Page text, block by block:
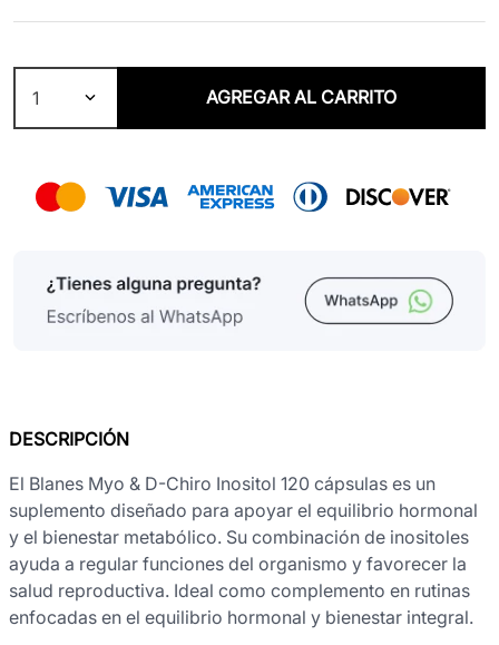
1 AGREGAR AL CARRITO
DESCRIPCIÓN
El Blanes Myo & D-Chiro Inositol 120 cápsulas es un
suplemento diseñado para apoyar el equilibrio hormonal
y el bienestar metabólico. Su combinación de inositoles
ayuda a regular funciones del organismo y favorecer la
salud reproductiva. Ideal como complemento en rutinas
enfocadas en el equilibrio hormonal y bienestar integral.